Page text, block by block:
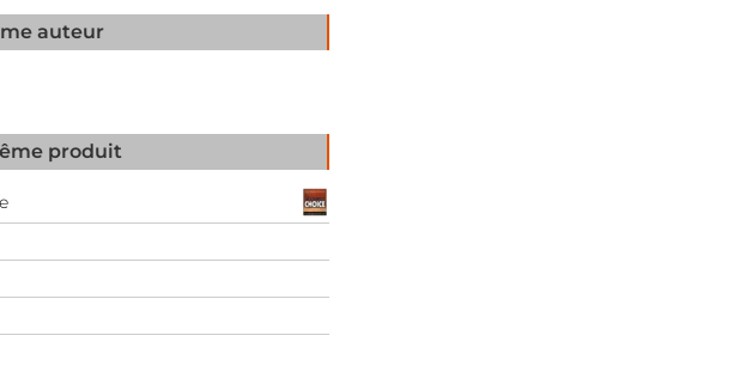
auteur
produit